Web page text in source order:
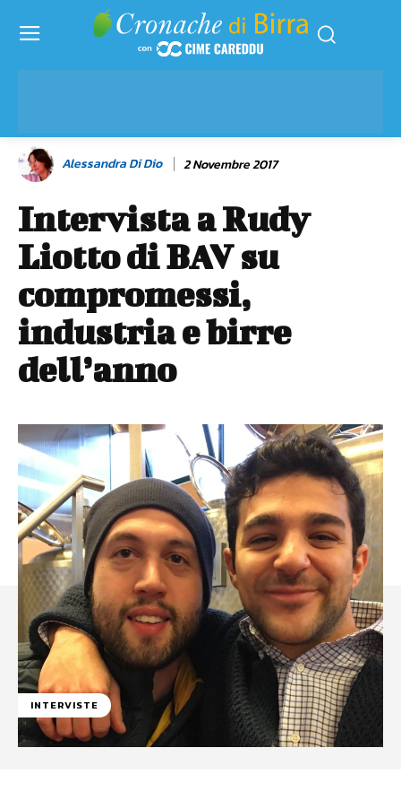
Alessandra Di Dio 2 Novembre 2017
Intervista a Rudy
Liotto di BAV su
compromessi,
industria e birre
dell’anno
INTERVISTE